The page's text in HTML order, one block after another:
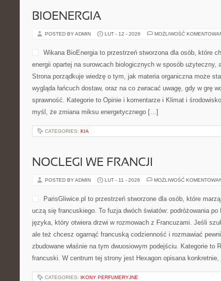
BIOENERGIA
POSTED BY ADMIN LUT - 12 - 2026 MOŻLIWOŚĆ
Wikana BioEnergia to przestrzeń stworzona dla osób, które
energii opartej na surowcach biologicznych w sposób użyteczny,
Strona porządkuje wiedzę o tym, jak materia organiczna może
wygląda łańcuch dostaw, oraz na co zwracać uwagę, gdy w grę
sprawność. Kategorie to Opinie i komentarze i Klimat i
myśl, że zmiana miksu energetycznego […]
CATEGORIES: KIA
NOCLEGI WE FRANCJI
POSTED BY ADMIN LUT - 11 - 2026 MOŻLIWOŚĆ
ParisGliwice.pl to przestrzeń stworzone dla osób, które
uczą się francuskiego. To fuzja dwóch światów: podróżowania po
języka, który otwiera drzwi w rozmowach z Francuzami. Jeśli
ale też chcesz ogarnąć francuską codzienność i rozmawiać
zbudowane właśnie na tym dwuosiowym podejściu. Kategorie to
francuski. W centrum tej strony jest Hexagon opisana
CATEGORIES: IKONY PERFUMERYJNE